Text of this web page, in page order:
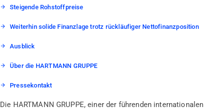
Steigende Rohstoffpreise
Weiterhin solide Finanzlage trotz rückläufiger Nettofinanzposition
Ausblick
Über die HARTMANN GRUPPE
Pressekontakt
Die HARTMANN GRUPPE, einer der führenden internationalen